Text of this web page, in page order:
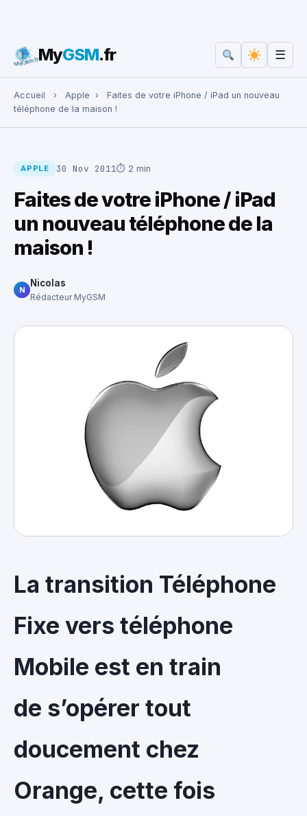
Rechercher :
MyGSM.fr ☰
Accueil › Apple ›
Faites de votre iPhone / iPad un nouveau
téléphone de la maison !
APPLE 30 Nov 2011⏱ 2 min
Faites de votre iPhone / iPad
un nouveau téléphone de la
maison !
N
Nicolas
Rédacteur MyGSM
La transition Téléphone
Fixe vers téléphone
Mobile est en train
de s’opérer tout
doucement chez
Orange, cette fois